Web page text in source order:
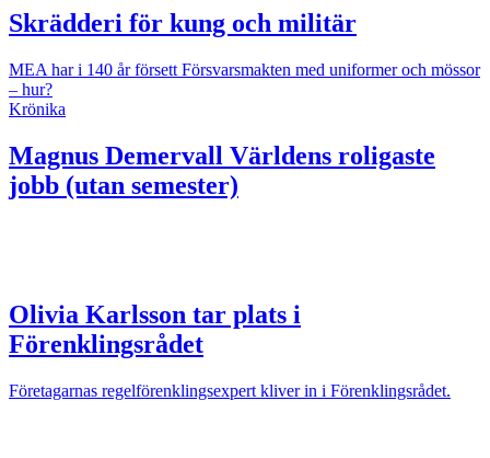
Skrädderi för kung och militär
MEA har i 140 år försett Försvarsmakten med uniformer och mössor
– hur?
Krönika
Magnus Demervall Världens roligaste
jobb (utan semester)
Olivia Karlsson tar plats i
Förenklingsrådet
Företagarnas regelförenklingsexpert kliver in i Förenklingsrådet.